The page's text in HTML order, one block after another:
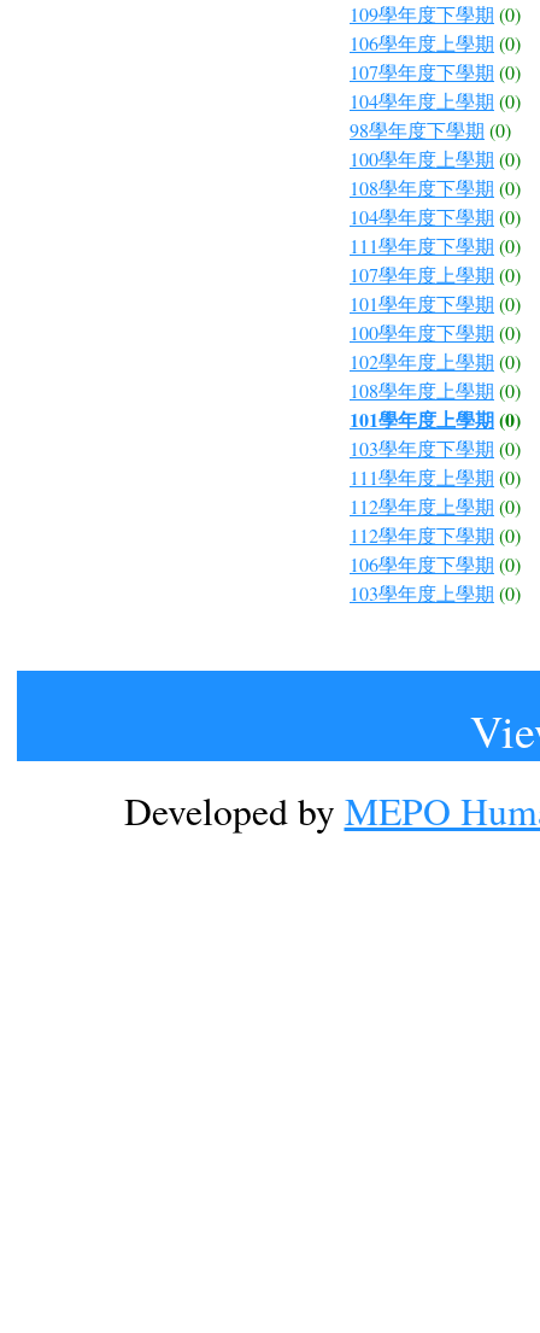
109學年度下學期 (0)
106學年度上學期 (0)
107學年度下學期 (0)
104學年度上學期 (0)
98學年度下學期 (0)
100學年度上學期 (0)
108學年度下學期 (0)
104學年度下學期 (0)
111學年度下學期 (0)
107學年度上學期 (0)
101學年度下學期 (0)
100學年度下學期 (0)
102學年度上學期 (0)
108學年度上學期 (0)
101學年度上學期(0)
103學年度下學期 (0)
111學年度上學期 (0)
112學年度上學期 (0)
112學年度下學期 (0)
106學年度下學期 (0)
103學年度上學期 (0)
Developed by MEPO